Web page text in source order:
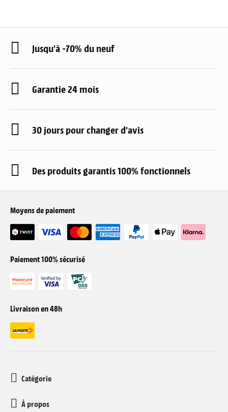
Jusqu'à -70% du neuf
Garantie 24 mois
30 jours pour changer d'avis
Des produits garantis 100% fonctionnels
Moyens de paiement
Paiement 100% sécurisé
Livraison en 48h
Catégorie
À propos